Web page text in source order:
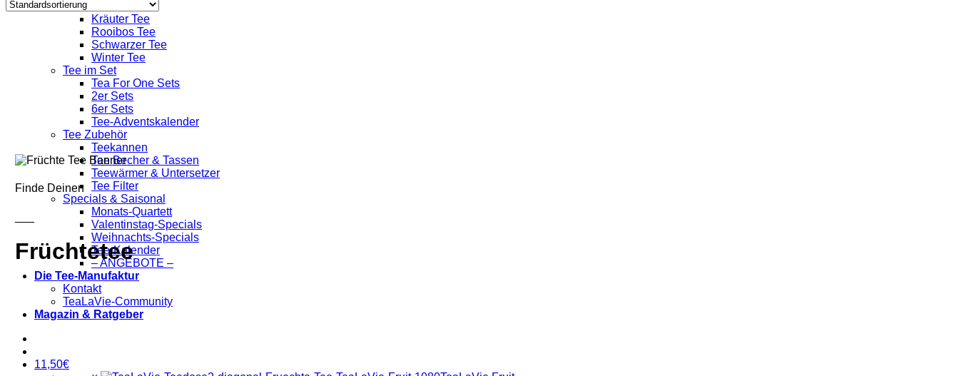
Kräuter Tee
Rooibos Tee
Schwarzer Tee
Winter Tee
Tee im Set
Tea For One Sets
2er Sets
6er Sets
Tee-Adventskalender
Tee Zubehör
Teekannen
Tee Becher & Tassen
Teewärmer & Untersetzer
Tee Filter
Specials & Saisonal
Monats-Quartett
Valentinstag-Specials
Weihnachts-Specials
Tee-Kalender
– ANGEBOTE –
Die Tee-Manufaktur
Kontakt
TeaLaVie-Community
Magazin & Ratgeber
11,50€
Finde Deinen
Früchtetee